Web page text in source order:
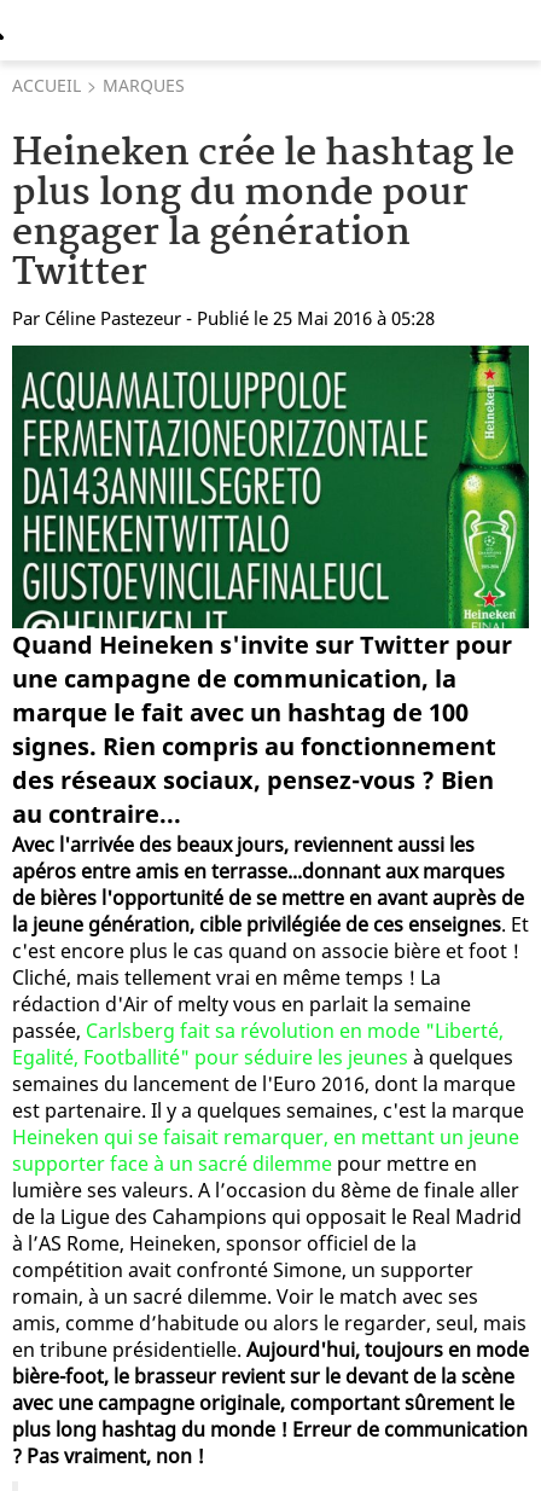
ACCUEIL MARQUES
Heineken crée le hashtag le
plus long du monde pour
engager la génération
Twitter
Par Céline Pastezeur - Publié le 25 Mai 2016 à 05:28
Quand Heineken s'invite sur Twitter pour
une campagne de communication, la
marque le fait avec un hashtag de 100
signes. Rien compris au fonctionnement
des réseaux sociaux, pensez-vous ? Bien
au contraire...
Avec l'arrivée des beaux jours, reviennent aussi les
apéros entre amis en terrasse...donnant aux marques
de bières l'opportunité de se mettre en avant auprès de
la jeune génération, cible privilégiée de ces enseignes. Et
c'est encore plus le cas quand on associe bière et foot !
Cliché, mais tellement vrai en même temps ! La
rédaction d'Air of melty vous en parlait la semaine
passée, Carlsberg fait sa révolution en mode "Liberté,
Egalité, Footballité" pour séduire les jeunes à quelques
semaines du lancement de l'Euro 2016, dont la marque
est partenaire. Il y a quelques semaines, c'est la marque
Heineken qui se faisait remarquer, en mettant un jeune
supporter face à un sacré dilemme pour mettre en
lumière ses valeurs. A l’occasion du 8ème de finale aller
de la Ligue des Cahampions qui opposait le Real Madrid
à l’AS Rome, Heineken, sponsor officiel de la
compétition avait confronté Simone, un supporter
romain, à un sacré dilemme. Voir le match avec ses
amis, comme d’habitude ou alors le regarder, seul, mais
en tribune présidentielle. Aujourd'hui, toujours en mode
bière-foot, le brasseur revient sur le devant de la scène
avec une campagne originale, comportant sûrement le
plus long hashtag du monde ! Erreur de communication
? Pas vraiment, non !